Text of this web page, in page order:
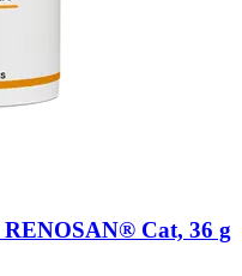
RENOSAN® Cat, 36 g